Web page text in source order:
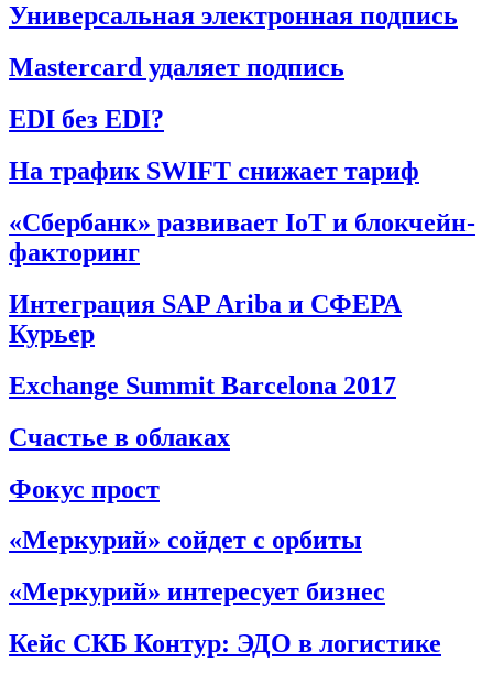
Универсальная электронная подпись
Mastercard удаляет подпись
EDI без EDI?
На трафик SWIFT снижает тариф
«Сбербанк» развивает IoT и блокчейн-
факторинг
Интеграция SAP Ariba и СФЕРА
Курьер
Exchange Summit Barcelona 2017
Счастье в облаках
Фокус прост
«Меркурий» сойдет с орбиты
«Меркурий» интересует бизнес
Кейс СКБ Контур: ЭДО в логистике